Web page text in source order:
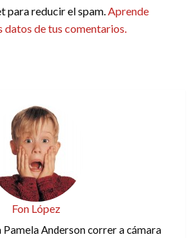
para reducir el spam.Aprende
datos de tus comentarios.
Fon López
Pamela Anderson correr a cámara